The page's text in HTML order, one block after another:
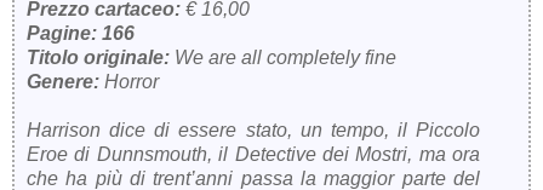
Prezzo cartaceo: € 16,00
Pagine: 166
Titolo originale: We are all completely fine
Genere: Horror
Harrison dice di essere stato, un tempo, il Piccolo
Eroe di Dunnsmouth, il Detective dei Mostri, ma ora
che ha più di trent’anni passa la maggior parte del